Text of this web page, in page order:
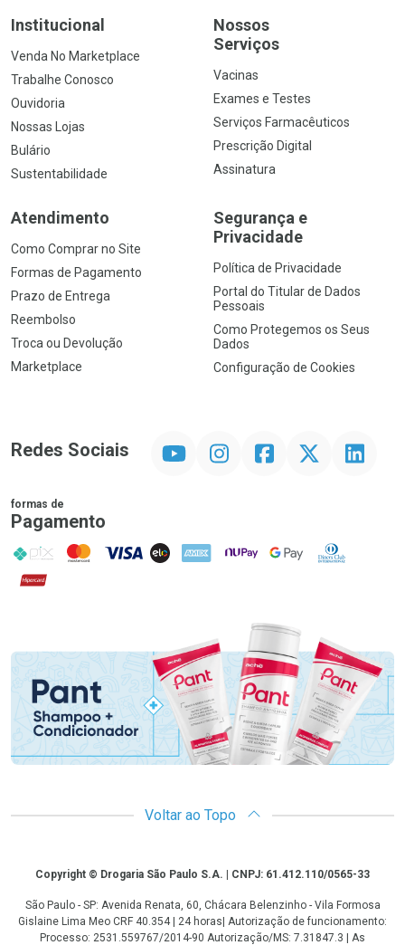
Institucional
Venda No Marketplace
Trabalhe Conosco
Ouvidoria
Nossas Lojas
Bulário
Sustentabilidade
Nossos
Serviços
Vacinas
Exames e Testes
Serviços Farmacêuticos
Prescrição Digital
Assinatura
Atendimento
Como Comprar no Site
Formas de Pagamento
Prazo de Entrega
Reembolso
Troca ou Devolução
Marketplace
Segurança e
Privacidade
Política de Privacidade
Portal do Titular de Dados
Pessoais
Como Protegemos os Seus
Dados
Configuração de Cookies
Redes Sociais InstagramFacebookTwitter Linkedin
formas de
Pagamento
PIX MasterCard
VISA ELO AMEX NuPay Google PayDiners Club
Hipercard
Voltar ao Topo
CopyrightCopyright © Drogaria São Paulo S.A. | CNPJ: 61.412.110/0565-33
São Paulo - SP: Avenida Renata, 60, Chácara Belenzinho - Vila Formosa
Gislaine Lima Meo CRF 40.354 | 24 horas| Autorização de funcionamento:
Processo: 2531.559767/2014-90 Autorização/MS: 7.31847.3 | As